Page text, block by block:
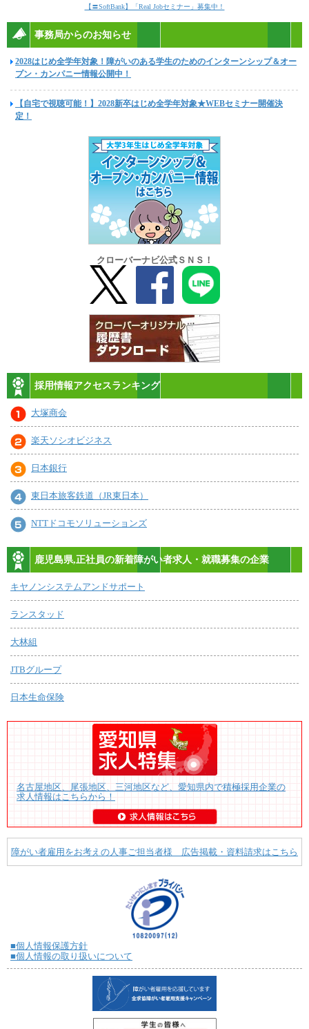
【〓SoftBank】「Real Jobセミナー」募集中！
事務局からのお知らせ
2028はじめ全学年対象！障がいのある学生のためのインターンシップ＆オー
プン・カンパニー情報公開中！
【自宅で視聴可能！】2028新卒はじめ全学年対象★WEBセミナー開催決
定！
クローバーナビ公式ＳＮＳ！
採用情報アクセスランキング
大塚商会
楽天ソシオビジネス
日本銀行
東日本旅客鉄道（JR東日本）
NTTドコモソリューションズ
鹿児島県,正社員の新着障がい者求人・就職募集の企業
キヤノンシステムアンドサポート
ランスタッド
大林組
JTBグループ
日本生命保険
名古屋地区、尾張地区、三河地区など、愛知県内で積極採用企業の
求人情報はこちらから！
障がい者雇用をお考えの人事ご担当者様 広告掲載・資料請求はこちら
■個人情報保護方針
■個人情報の取り扱いについて